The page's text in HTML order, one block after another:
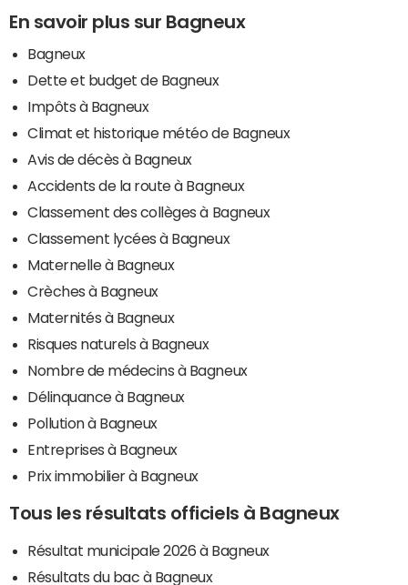
En savoir plus sur Bagneux
Bagneux
Dette et budget de Bagneux
Impôts à Bagneux
Climat et historique météo de Bagneux
Avis de décès à Bagneux
Accidents de la route à Bagneux
Classement des collèges à Bagneux
Classement lycées à Bagneux
Maternelle à Bagneux
Crèches à Bagneux
Maternités à Bagneux
Risques naturels à Bagneux
Nombre de médecins à Bagneux
Délinquance à Bagneux
Pollution à Bagneux
Entreprises à Bagneux
Prix immobilier à Bagneux
Tous les résultats officiels à Bagneux
Résultat municipale 2026 à Bagneux
Résultats du bac à Bagneux